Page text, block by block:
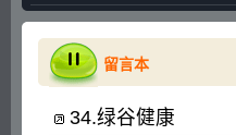
留言本
34.绿谷健康